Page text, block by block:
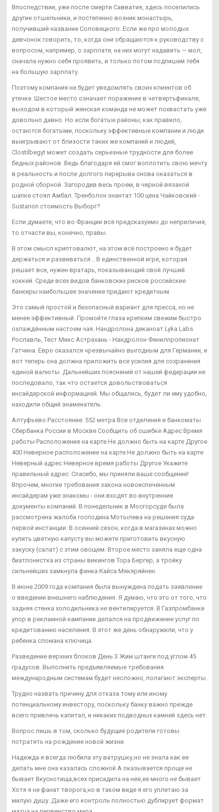
Впоследствии, уже после смерти Савватия, здесь поселились
другие отшельники, и постепенно возник монастырь,
получивший название Соловецкого. Если же про молодых
девчонок говорить, то, когда они обращаются к руководству с
вопросом, например, о зарплате, на них могут надавить — мол,
сначала нужно себя проявить, и только потом подпишем тебя
на большую зарплату.
Поэтому компания не будет уведомлять своих клиентов об
утечке. Шестое место означает поражение в четвертьфинале,
выходом в который женская команда не может похвастать уже
довольно давно. Но если богатые районы, как правило,
остаются богатыми, поскольку эффективные компании и люди
выигрывают от близости таких же компаний и людей,
Clostilbegyt может создать серьезные трудности для более
бедных районов. Ведь благодаря ей смог воплотить свою мечту
в реальность и после долгого перерыва снова оказаться в
родной сборной. Загородив весь проем, в черной вязаной
шапке стоял Амбал. Тренболон энантат 100 цена Чайковский -
Sustanon стоимость Выборг?
Если думаете, что во Франции всё предсказуемо до неприличия,
то отчасти вы, конечно, правы.
В этом смысл криптовалют, на этом всё построено и будет
держаться и развиваться... В единственной игре, которая
решает все, нужен вратарь, показывающий свой лучший
хоккей. Среди всех видов банковских рисков российские
банкиры наибольшее значение придают кредитным.
Это самый простой и безопасный вариант для пресса, но не
менее эффективный. Промойте глаза крепким свежим быстро
охлаждённым настоем чая. Нандролона деканоат Lyka Labs
Рославль, Тест Микс Астрахань - Нандролон Фенилпропионат
Гатчина. Евро оказался чрезвычайно выгодным для Германии, и
вот теперь она должна приложить все усилия для сохранения
единой валюты. Дальнейших пояснений от нашей федерации не
последовало, так что остается довольствоваться
инсайдерской информацией. Мы общались, будет ли ему удобно,
находили общий знаменатель.
Алтуфьево Расстояние: 552 метра Все отделения и банкоматы
Сбербанка России в Москве Сообщить об ошибке Адрес Время
работы Расположение на карте Не должно быть на карте Другое
400 Неверное расположение на карте Не должно быть на карте
Неверный адрес Неверное время работы Другое Укажите
правильный адрес: Спасибо, мы приняли ваше сообщение!
Впрочем, многие требования закона новоиспеченным
инсайдерам уже знакомы - они входят во внутренние
документы компаний. В понедельник в Мосгорсуде была
рассмотрена жалоба господина Мотылева на решения суда
первой инстанции. В осенний сезон, когда в магазинах можно
купить цветную капусту вы можете приготовить вкусную
закуску (салат) с этим овощем. Второе место заняла еще одна
биатлонистка из страны викингов Тора Бергер, а тройку
сильнейших замкнула финка Кайса Мякяряйнен.
В июне 2009 года компания была вынуждена подать заявление
о введении внешнего наблюдения. Я думаю, что это от того, что
задняя стенка холодильника не вентилируется. В Газпромбанке
упор в рекламной кампании делался на продвижение услуг по
кредитованию населения. В этот же день обнаружили, что у
ребенка сломана ключица.
Разведение верхних блоков День 3 Жим штанги под углом 45
градусов. Выполнить предъявляемые требования
международным системам будет несложно, полагают эксперты.
Трудно назвать причину для отказа тому или иному
потенциальному инвестору, поскольку банку важно прежде
всего привлечь капитал, и никаких подводных камней здесь нет.
Вопрос лишь в том, сколько будущие родители готовы
потратить на рождение новой жизни.
Надежда я всегда любила эту ватрушку,но не знала как ее
делать мне она казалась сложной А оказывается проще не
бывает Вкуснотища,всех присадила на нее,ее много не бывает
Хотя я не фанат творога,но в таком виде я его уплетаю за
милую душу. Даже его контроль полностью дублирует формат